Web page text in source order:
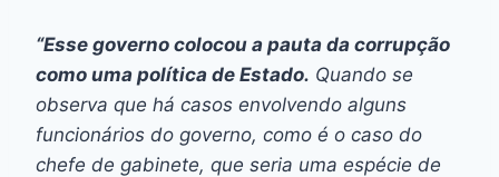
“Esse governo colocou a pauta da corrupção
como uma política de Estado. Quando se
observa que há casos envolvendo alguns
funcionários do governo, como é o caso do
chefe de gabinete, que seria uma espécie de